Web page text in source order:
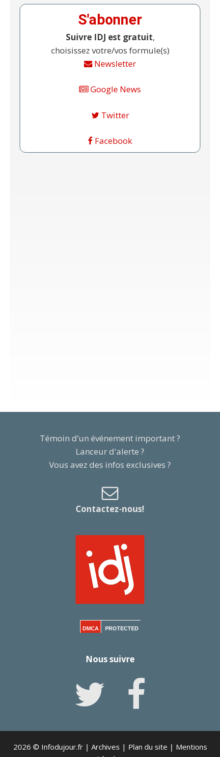
S'abonner
Suivre IDJ est gratuit,
choisissez votre/vos formule(s)
Newsletter
Google News
Twitter
Facebook
Témoin d’un événement important ?
Lanceur d'alerte ?
Vous avez des infos exclusives ?
Contactez-nous!
DMCA PROTECTED
Nous suivre
2026 © Infodujour.fr | Archives | Plan du site | Mentions